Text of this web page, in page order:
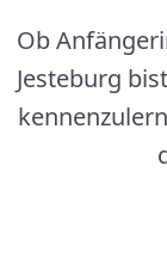
Ob
Jesteburg